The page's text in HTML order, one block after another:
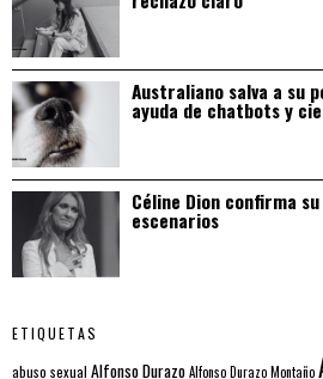
Australiano salva a su
ayuda de chatbots y
Céline Dion confirma
escenarios
ETIQUETAS
abuso sexual Alfonso DurazoAlfonso Durazo Montaño